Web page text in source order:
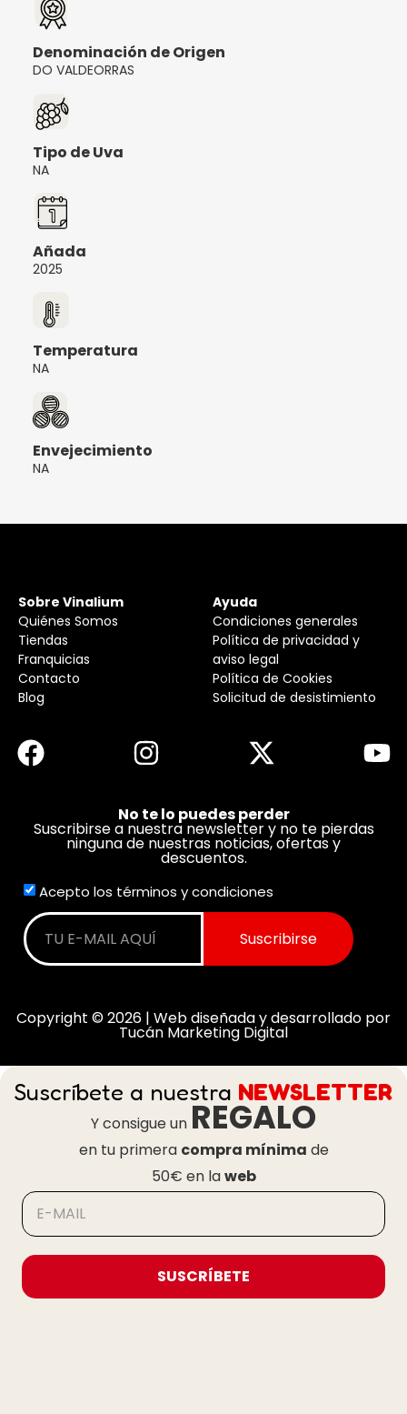
Denominación de Origen
DO VALDEORRAS
Tipo de Uva
NA
Añada
2025
Temperatura
NA
Envejecimiento
NA
Sobre Vinalium
Quiénes Somos
Tiendas
Franquicias
Contacto
Blog
Ayuda
Condiciones generales
Política de privacidad y
aviso legal
Política de Cookies
Solicitud de desistimiento
No te lo puedes perder
Suscribirse a nuestra newsletter y no te pierdas
ninguna de nuestras noticias, ofertas y
descuentos.
Acepto los términos y condiciones
Suscribirse
Copyright © 2026 | Web diseñada y desarrollado por
Tucán Marketing Digital
Suscríbete a nuestra NEWSLETTER
Y consigue un REGALO
en tu primera compra mínima de
50€ en laweb